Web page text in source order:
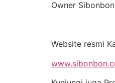
Owner
Website resmi